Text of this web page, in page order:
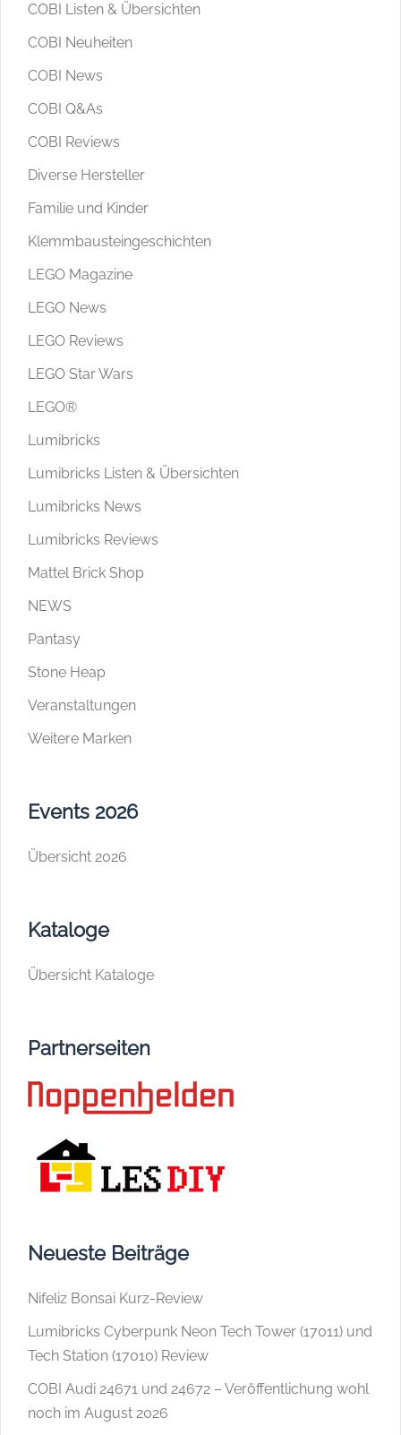
COBI Listen & Übersichten
COBI Neuheiten
COBI News
COBI Q&As
COBI Reviews
Diverse Hersteller
Familie und Kinder
Klemmbausteingeschichten
LEGO Magazine
LEGO News
LEGO Reviews
LEGO Star Wars
LEGO®
Lumibricks
Lumibricks Listen & Übersichten
Lumibricks News
Lumibricks Reviews
Mattel Brick Shop
NEWS
Pantasy
Stone Heap
Veranstaltungen
Weitere Marken
Events 2026
Übersicht 2026
Kataloge
Übersicht Kataloge
Partnerseiten
Neueste Beiträge
Nifeliz Bonsai Kurz-Review
Lumibricks Cyberpunk Neon Tech Tower (17011) und
Tech Station (17010) Review
COBI Audi 24671 und 24672 – Veröffentlichung wohl
noch im August 2026